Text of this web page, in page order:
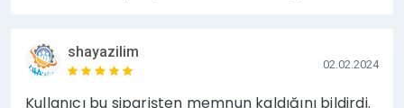
shayazilim
02.02.2024
Kullanıcı bu siparişten memnun kaldığını bildirdi.